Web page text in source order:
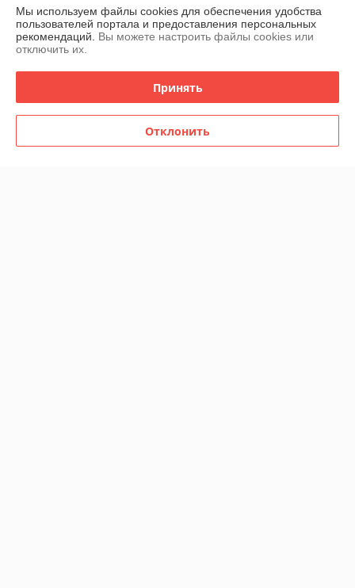
Сегодня выходной Показать весь график работы
77 отзывов за всё время
Отлично
Мы используем файлы cookies для обеспечения удобства
пользователей портала и предоставления персональных
рекомендаций. Вы можете настроить файлы cookies или
отключить их.
Принять
Отклонить